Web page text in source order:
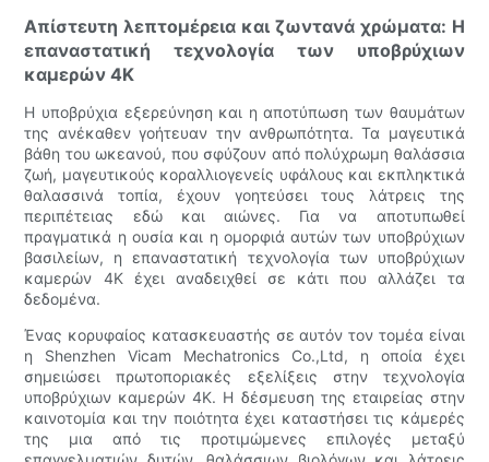
Απίστευτη λεπτομέρεια και ζωντανά χρώματα: Η
επαναστατική τεχνολογία των υποβρύχιων
καμερών 4K
Η υποβρύχια εξερεύνηση και η αποτύπωση των θαυμάτων
της ανέκαθεν γοήτευαν την ανθρωπότητα. Τα μαγευτικά
βάθη του ωκεανού, που σφύζουν από πολύχρωμη θαλάσσια
ζωή, μαγευτικούς κοραλλιογενείς υφάλους και εκπληκτικά
θαλασσινά τοπία, έχουν γοητεύσει τους λάτρεις της
περιπέτειας εδώ και αιώνες. Για να αποτυπωθεί
πραγματικά η ουσία και η ομορφιά αυτών των υποβρύχιων
βασιλείων, η επαναστατική τεχνολογία των υποβρύχιων
καμερών 4K έχει αναδειχθεί σε κάτι που αλλάζει τα
δεδομένα.
Ένας κορυφαίος κατασκευαστής σε αυτόν τον τομέα είναι
η Shenzhen Vicam Mechatronics Co.,Ltd, η οποία έχει
σημειώσει πρωτοποριακές εξελίξεις στην τεχνολογία
υποβρύχιων καμερών 4K. Η δέσμευση της εταιρείας στην
καινοτομία και την ποιότητα έχει καταστήσει τις κάμερές
της μια από τις προτιμώμενες επιλογές μεταξύ